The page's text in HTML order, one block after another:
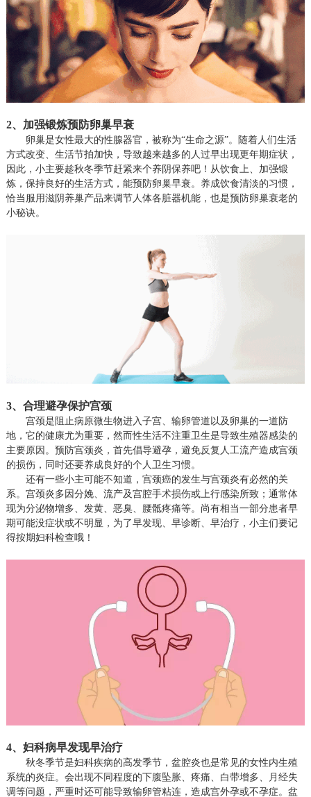
2、加强锻炼预防卵巢早衰
卵巢是女性最大的性腺器官，被称为“生命之源”。随着人们生活
方式改变、生活节拍加快，导致越来越多的人过早出现更年期症状，
因此，小主要趁秋冬季节赶紧来个养阴保养吧！从饮食上、加强锻
炼，保持良好的生活方式，能预防卵巢早衰。养成饮食清淡的习惯，
恰当服用滋阴养巢产品来调节人体各脏器机能，也是预防卵巢衰老的
小秘诀。
3、合理避孕保护宫颈
宫颈是阻止病原微生物进入子宫、输卵管道以及卵巢的一道防
地，它的健康尤为重要，然而性生活不注重卫生是导致生殖器感染的
主要原因。预防宫颈炎，首先倡导避孕，避免反复人工流产造成宫颈
的损伤，同时还要养成良好的个人卫生习惯。
还有一些小主可能不知道，宫颈癌的发生与宫颈炎有必然的关
系。宫颈炎多因分娩、流产及宫腔手术损伤或上行感染所致；通常体
现为分泌物增多、发黄、恶臭、腰骶疼痛等。尚有相当一部分患者早
期可能没症状或不明显，为了早发现、早诊断、早治疗，小主们要记
得按期妇科检查哦！
4、 妇科病早发现早治疗
秋冬季节是妇科疾病的高发季节，盆腔炎也是常见的女性内生殖
系统的炎症。会出现不同程度的下腹坠胀、疼痛、白带增多、月经失
调等问题，严重时还可能导致输卵管粘连，造成宫外孕或不孕症。盆